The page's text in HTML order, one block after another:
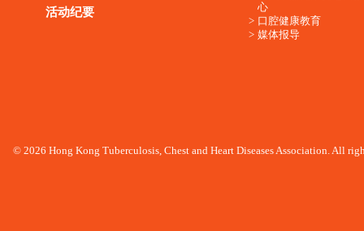
活动纪要
心
口腔健康教育
媒体报导
© 2026 Hong Kong Tuberculosis, Chest and Heart Diseases Association. All